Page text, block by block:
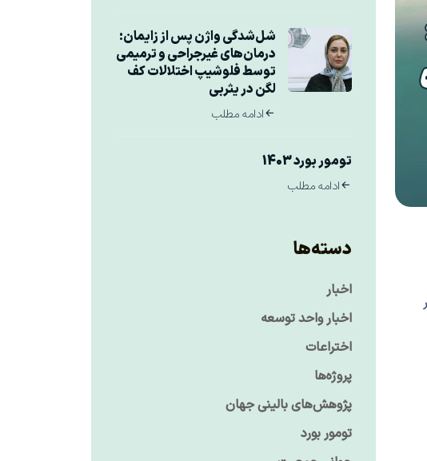
شل‌شدگی واژن پس از زایمان:
درمان‌های غیرجراحی و ترمیمی
توسط فلوشیپ اختلالات کف
لگن در یثربی
ادامه مطلب
تومور بورد 1403
ادامه مطلب
دسته‌ها
اخبار
اخبار واحد توسعه
اختراعات
پروژه‌ها
پژوهش‌های بالینی جهان
تومور بورد